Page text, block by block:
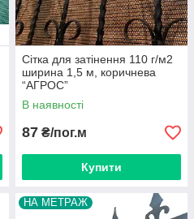
Сітка для затінення 110 г/м2
ширина 1,5 м, коричнева
“AГРОС”
В наявності
87 ₴/пог.м
Купити
НА МЕТРАЖ